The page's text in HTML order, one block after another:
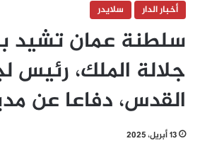
أخبار الدار
سلايدر
سلطنة عمان تشيد
جلالة الملك، رئيس
القدس، دفاعا عن
13 أبريل، 2025